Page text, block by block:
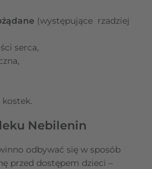
(występujące rzadziej
serca,
Nebilenin
odbywać się w sposób
przed dostępem dzieci –